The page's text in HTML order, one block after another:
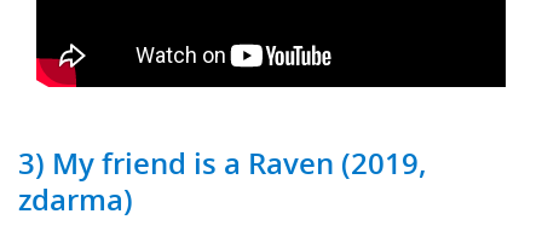
3) My friend is a Raven (2019,
zdarma)